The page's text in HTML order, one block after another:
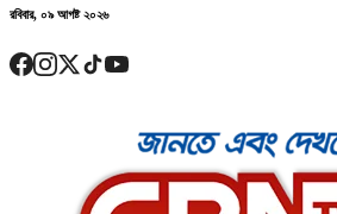
রবিবার, ০৯ আগষ্ট ২০২৬